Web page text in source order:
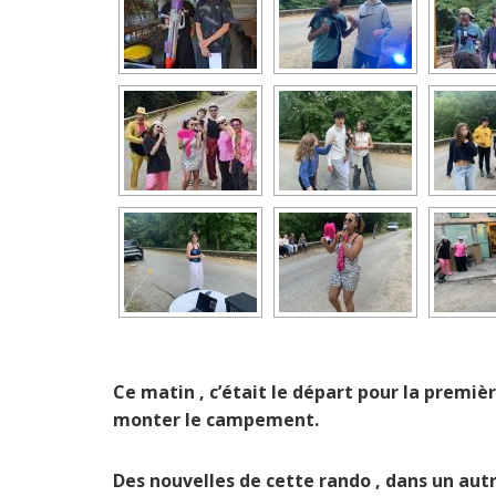
Ce matin , c’était le départ pour la
monter le campement.
Des nouvelles de cette rando , dans un